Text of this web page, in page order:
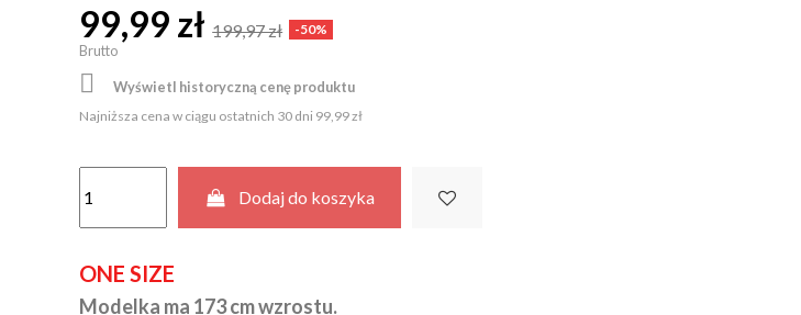
99,99 zł 199,97 zł -50%
Brutto
 Wyświetl historyczną cenę produktu
Najniższa cena w ciągu ostatnich 30 dni 99,99 zł
Dodaj do koszyka
ONE SIZE
Modelka ma 173 cm wzrostu.